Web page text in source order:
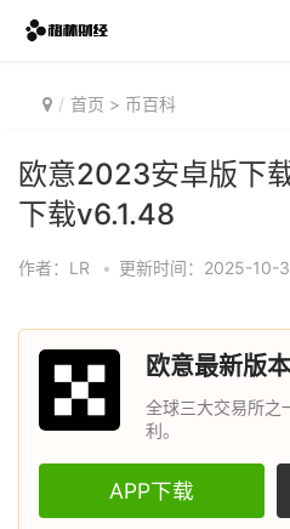
首页 > 币百科
欧意2023安卓版下
下载v6.1.48
作者：LR • 更新时间：2025-10-
欧意最新版本
全球三大交易所之
利。
APP下载